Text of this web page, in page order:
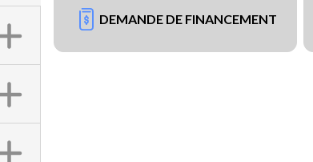
DEMANDE DE FINANCEMENT